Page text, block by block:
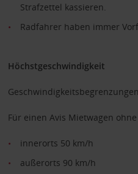
Strafzettel kassieren.
Radfahrer haben immer
Höchstgeschwindigkeit
Für einen Avis Mietwagen
innerorts 50 km/h
außerorts 90 km/h